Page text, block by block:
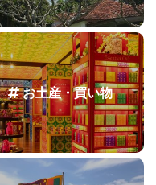
お土産・買い物